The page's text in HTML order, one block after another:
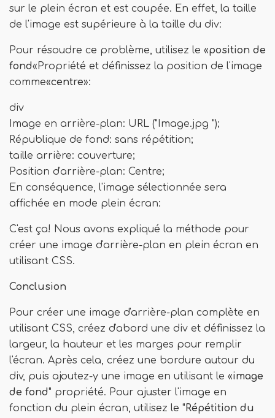
sur le plein écran et est coupée. En effet, la taille
de l'image est supérieure à la taille du div:
Pour résoudre ce problème, utilisez le «position de
fond«Propriété et définissez la position de l'image
comme«centre»:
div
Image en arrière-plan: URL ("Image.jpg ");
République de fond: sans répétition;
taille arrière: couverture;
Position d'arrière-plan: Centre;
En conséquence, l'image sélectionnée sera
affichée en mode plein écran:
C'est ça! Nous avons expliqué la méthode pour
créer une image d'arrière-plan en plein écran en
utilisant CSS.
Conclusion
Pour créer une image d'arrière-plan complète en
utilisant CSS, créez d'abord une div et définissez la
largeur, la hauteur et les marges pour remplir
l'écran. Après cela, créez une bordure autour du
div, puis ajoutez-y une image en utilisant le «image
de fond" propriété. Pour ajuster l'image en
fonction du plein écran, utilisez le "Répétition du